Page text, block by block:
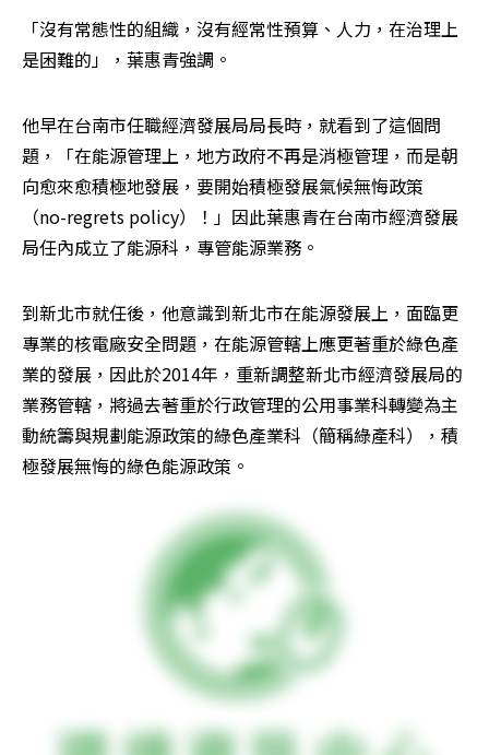
「沒有常態性的組織，沒有經常性預算、人力，在治理上
是困難的」，葉惠青強調。
他早在台南市任職經濟發展局局長時，就看到了這個問
題，「在能源管理上，地方政府不再是消極管理，而是朝
向愈來愈積極地發展，要開始積極發展氣候無悔政策
（no-regrets policy）！」因此葉惠青在台南市經濟發展
局任內成立了能源科，專管能源業務。
到新北市就任後，他意識到新北市在能源發展上，面臨更
專業的核電廠安全問題，在能源管轄上應更著重於綠色產
業的發展，因此於2014年，重新調整新北市經濟發展局的
業務管轄，將過去著重於行政管理的公用事業科轉變為主
動統籌與規劃能源政策的綠色產業科（簡稱綠產科），積
極發展無悔的綠色能源政策。